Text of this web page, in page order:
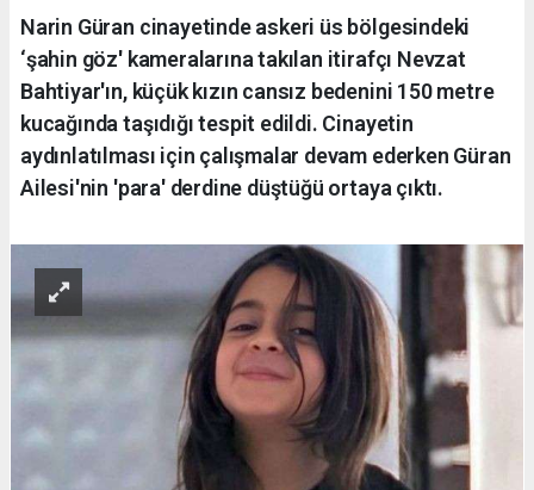
Narin Güran cinayetinde askeri üs bölgesindeki
‘şahin göz' kameralarına takılan itirafçı Nevzat
Bahtiyar'ın, küçük kızın cansız bedenini 150 metre
kucağında taşıdığı tespit edildi. Cinayetin
aydınlatılması için çalışmalar devam ederken Güran
Ailesi'nin 'para' derdine düştüğü ortaya çıktı.